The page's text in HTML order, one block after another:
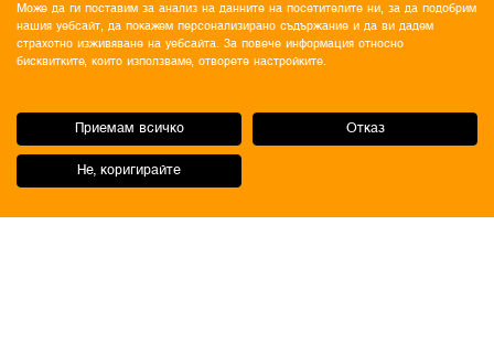
ОБЩИ УСЛОВИЯ
Може да ги поставим за анализ на данните на посетителите ни, за да подобрим
нашия уебсайт, да покажем персонализирано съдържание и да ви дадем
страхотно изживяване на уебсайта. За повече информация относно
бисквитките, които използваме, отворете настройките.
Приемам всичко Отказ
Не, коригирайте